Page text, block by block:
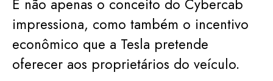
E não apenas o conceito do Cybercab
impressiona, como também o incentivo
econômico que a Tesla pretende
oferecer aos proprietários do veículo.